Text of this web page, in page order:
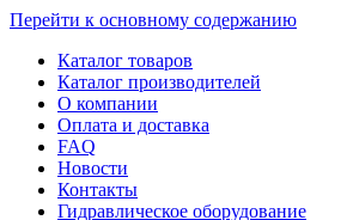
Перейти к основному содержанию
Каталог товаров
Каталог производителей
О компании
Оплата и доставка
FAQ
Новости
Контакты
Гидравлическое оборудование